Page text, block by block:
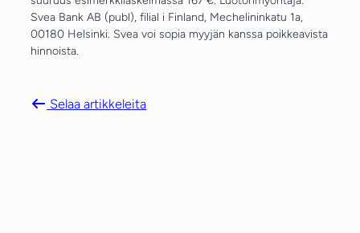
Svea Bank AB (publ), filial i Finland, Mechelininkatu 1a,
00180 Helsinki. Svea voi sopia myyjän kanssa poikkeavista
hinnoista.
Selaa artikkeleita